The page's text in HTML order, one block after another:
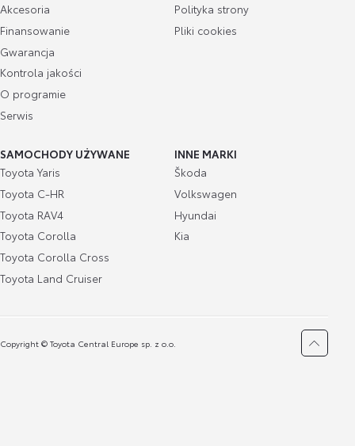
Akcesoria
Finansowanie
Gwarancja
Kontrola jakości
O programie
Serwis
Polityka strony
Pliki cookies
SAMOCHODY UŻYWANE
Toyota Yaris
Toyota C-HR
Toyota RAV4
Toyota Corolla
Toyota Corolla Cross
Toyota Land Cruiser
INNE MARKI
Škoda
Volkswagen
Hyundai
Kia
Copyright © Toyota Central Europe sp. z o.o.